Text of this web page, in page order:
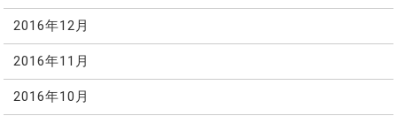
2016年12月
2016年11月
2016年10月